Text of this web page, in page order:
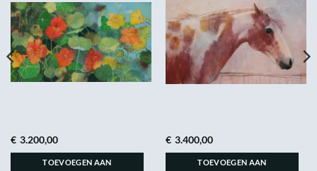
€ 3.200,00
TOEVOEGEN AAN
€ 3.400,00
TOEVOEGEN AAN